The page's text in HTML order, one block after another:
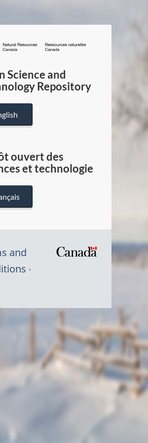
/
Canada
Science and
Repository
ouvert des
et technologie
and
Symbole
Canada